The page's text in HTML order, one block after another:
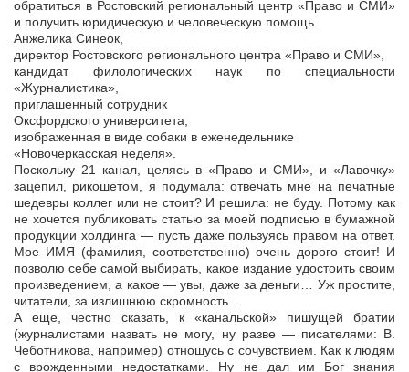
обратиться в Ростовский региональный центр «Право и СМИ»
и получить юридическую и человеческую помощь.
Анжелика Синеок,
директор Ростовского регионального центра «Право и СМИ»,
кандидат филологических наук по специальности
«Журналистика»,
приглашенный сотрудник
Оксфордского университета,
изображенная в виде собаки в еженедельнике
«Новочеркасская неделя».
Поскольку 21 канал, целясь в «Право и СМИ», и «Лавочку»
зацепил, рикошетом, я подумала: отвечать мне на печатные
шедевры коллег или не стоит? И решила: не буду. Потому как
не хочется публиковать статью за моей подписью в бумажной
продукции холдинга — пусть даже пользуясь правом на ответ.
Мое ИМЯ (фамилия, соответственно) очень дорого стоит! И
позволю себе самой выбирать, какое издание удостоить своим
произведением, а какое — увы, даже за деньги… Уж простите,
читатели, за излишнюю скромность…
А еще, честно сказать, к «канальской» пишущей братии
(журналистами назвать не могу, ну разве — писателями: В.
Чеботникова, например) отношусь с сочувствием. Как к людям
с врожденными недостатками. Ну не дал им Бог знания